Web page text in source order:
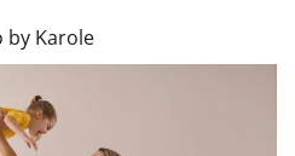
by Karole